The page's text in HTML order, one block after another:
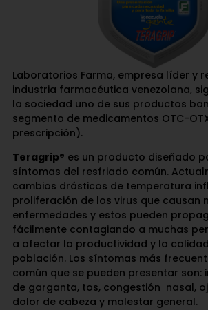
Laboratorios Farma, empresa líder y
industria farmacéutica venezolana,
la sociedad uno de sus productos
segmento de medicamentos OTC-
prescripción).
Teragrip® es un producto diseñado
síntomas del resfriado común.
cambios drásticos de temperatura
proliferación de los virus que causan
enfermedades y estos pueden
fácilmente contagiando a muchas
a afectar la productividad y la
población. Los síntomas más
común que se pueden presentar son:
de garganta, tos, congestión nasal,
dolor de cabeza y malestar general.